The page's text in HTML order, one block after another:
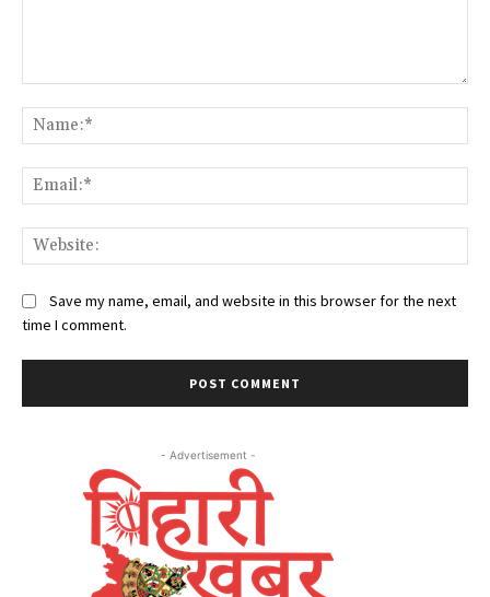
Save my name, email, and website in this browser for the next
time I comment.
- Advertisement -